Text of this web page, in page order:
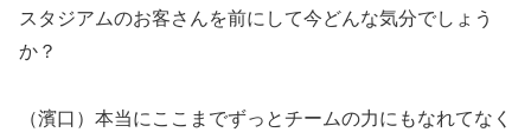
スタジアムのお客さんを前にして今どんな気分でしょう
か？
（濱口）本当にここまでずっとチームの力にもなれてなく